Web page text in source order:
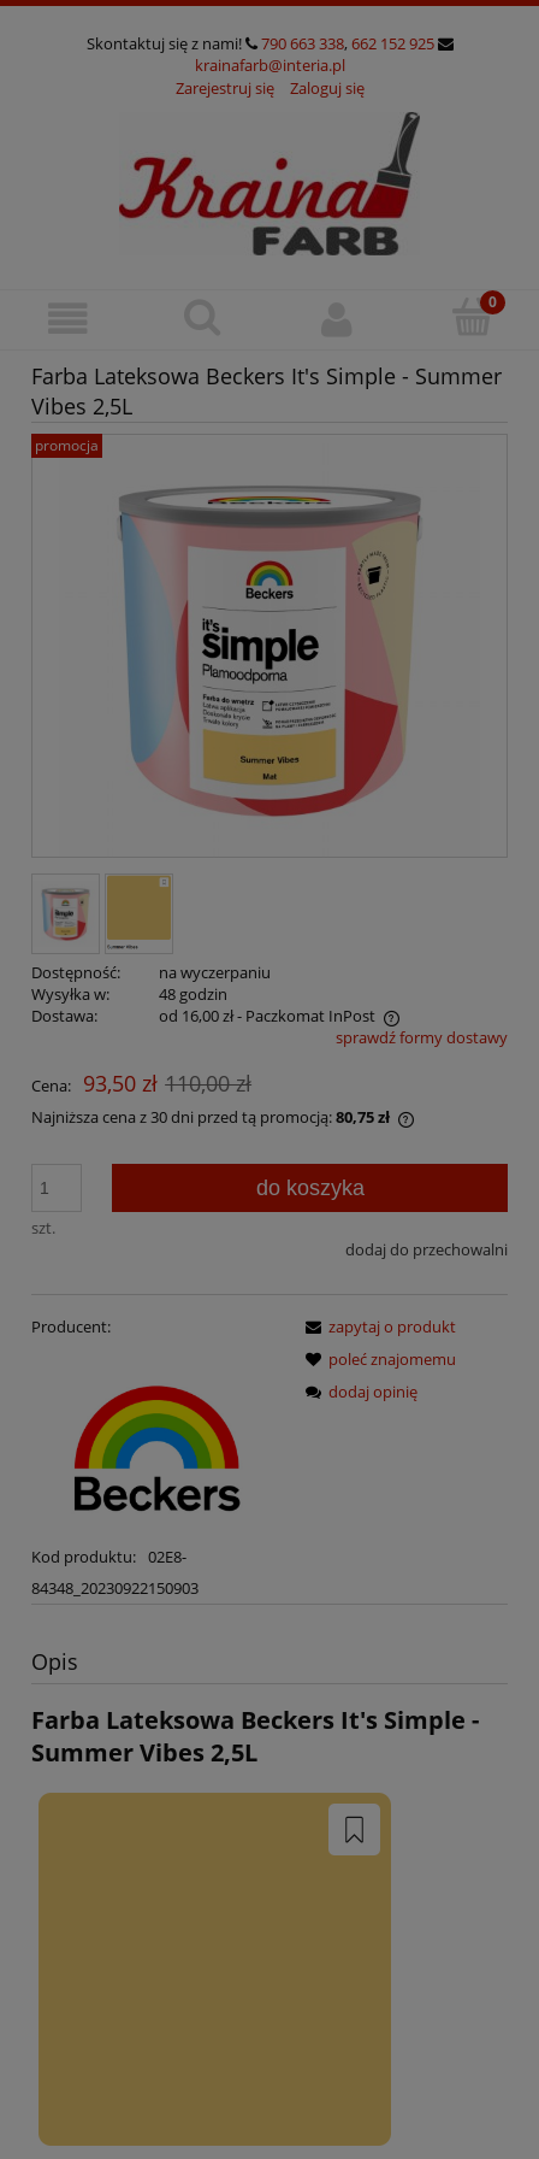
Skontaktuj się z nami! 790 663 338, 662 152 925
krainafarb@interia.pl
Zarejestruj się
Zaloguj się
Farba Lateksowa Beckers It's Simple - Summer
Vibes 2,5L
promocja
Dostępność:
na wyczerpaniu
Wysyłka w:
48 godzin
Dostawa:
od 16,00 zł- Paczkomat InPost
Cena nie zawiera ewentualnych kosztów płatnościsprawdź formy dostawy
Cena: 93,50 zł 110,00 zł
Najniższa cena z 30 dni przed tą promocją:80,75 zł
30 dni,
sprzedaży.
szt.
do koszyka
dodaj do przechowalni
Producent:
Kod produktu: 02E8-
84348_20230922150903
zapytaj o produkt
poleć znajomemu
dodaj opinię
Opis
Farba Lateksowa Beckers It's Simple -
Summer Vibes 2,5L